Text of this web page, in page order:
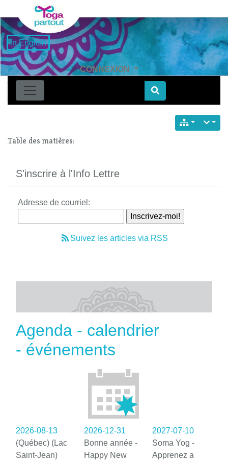
in English
CONNEXION
Find
Table des matières:
S'inscrire à l'Info Lettre
Adresse de courriel:
Suivez les articles via RSS
Agenda - calendrier
- événements
2026-08-13
(Québec) (Lac
Saint-Jean)
2026-12-31
Bonne année -
Happy New
2027-07-10
Soma Yog -
Apprenez a